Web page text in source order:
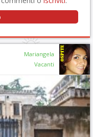
Mariangela
Vacanti